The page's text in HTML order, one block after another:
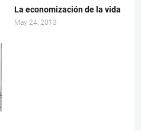
La economización de la vida
May 24, 2013